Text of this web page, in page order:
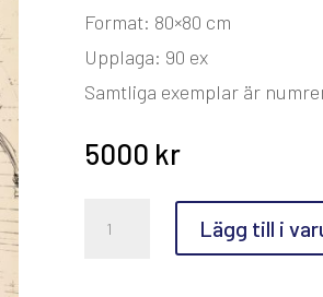
Format: 80×80 cm
Upplaga: 90 ex
Samtliga exemplar är
5000 kr
Velcikovic,
Lägg till i